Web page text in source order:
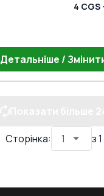
4 CGS
Детальніше /
Сторінка: з1